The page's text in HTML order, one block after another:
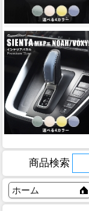
商品検索
ホーム